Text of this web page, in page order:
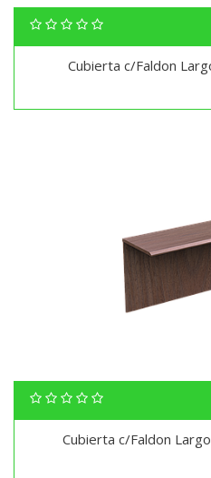
Cubierta c/Faldon
Cubierta c/Faldon